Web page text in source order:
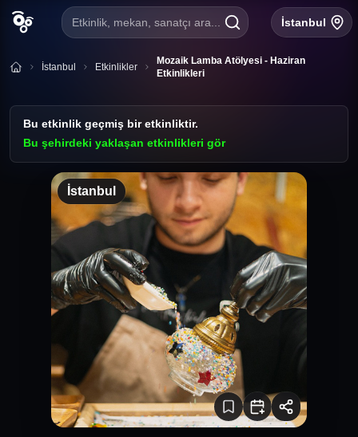
Etkinlik, mekan, sanatçı ara... İstanbul
İstanbul Etkinlikler
Mozaik Lamba Atölyesi - Haziran
Etkinlikleri
Bu etkinlik geçmiş bir etkinliktir.
Bu şehirdeki yaklaşan etkinlikleri gör
İstanbul